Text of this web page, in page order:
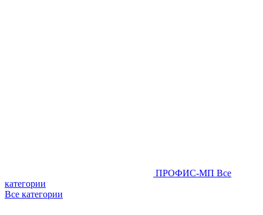
ПРОФИС-МП Все
категории
Все категории